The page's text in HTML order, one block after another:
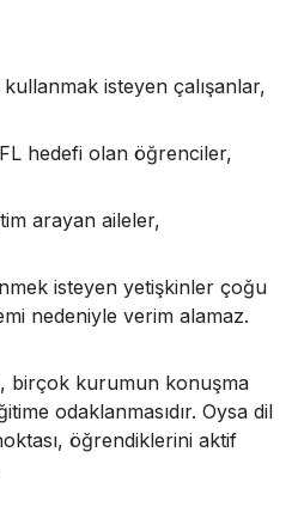
isteyen çalışanlar,
hedefi olan öğrenciler,
arayan aileler,
isteyen yetişkinler çoğu
nedeniyle verim alamaz.
birçok kurumun konuşma
odaklanmasıdır. Oysa dil
öğrendiklerini aktif